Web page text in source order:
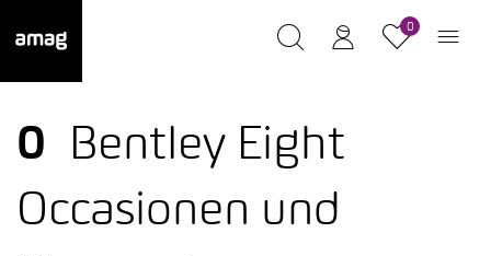
0
0
Bentley Eight
Occasionen und